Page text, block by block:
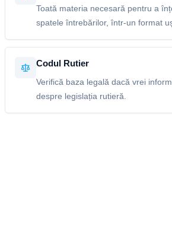
Toată materia necesară pentru a
spatele întrebărilor, într-un format
Codul Rutier
Verifică baza legală dacă vrei
despre legislația rutieră.